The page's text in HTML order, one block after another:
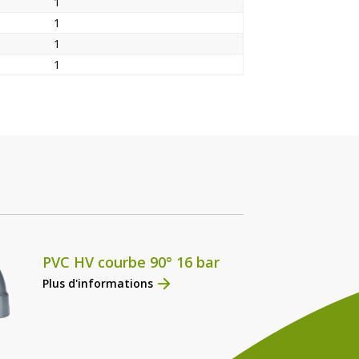
1
1
1
PVC HV courbe 90° 16 bar
Plus d'informations